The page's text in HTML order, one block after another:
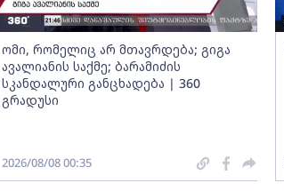
ომი, რომელიც არ მთავრდება; გიგა
ავალიანის საქმე; ბარამიძის
სკანდალური განცხადება | 360
გრადუსი
2026/08/08 00:35